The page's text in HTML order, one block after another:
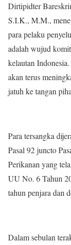
Dirtipidter
S.I.K., M.M.,
para pelaku
adalah wujud
kelautan
akan terus
jatuh ke tangan
Para tersangka
Pasal 92 juncto
Perikanan yang
UU No. 6 Tahun
tahun penjara dan
Dalam sebulan